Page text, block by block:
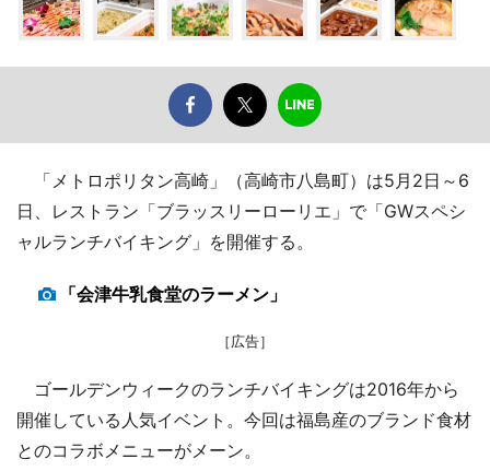
「メトロポリタン高崎」（高崎市八島町）は5月2日～6
日、レストラン「ブラッスリーローリエ」で「GWスペシ
ャルランチバイキング」を開催する。
「会津牛乳食堂のラーメン」
［広告］
ゴールデンウィークのランチバイキングは2016年から
開催している人気イベント。今回は福島産のブランド食材
とのコラボメニューがメーン。